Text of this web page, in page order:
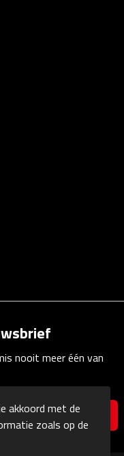
nooit meer één van
akkoord met de
zoals op de